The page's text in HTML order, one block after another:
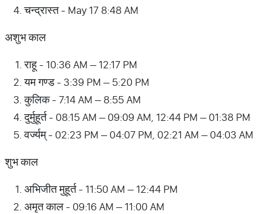
चन्द्रास्त - May 17 8:48 AM
अशुभ काल
राहू - 10:36 AM – 12:17 PM
यम गण्ड - 3:39 PM – 5:20 PM
कुलिक - 7:14 AM – 8:55 AM
दुर्मुहूर्त - 08:15 AM – 09:09 AM, 12:44 PM – 01:38 PM
वर्ज्यम् - 02:23 PM – 04:07 PM, 02:21 AM – 04:03 AM
शुभ काल
अभिजीत मुहूर्त - 11:50 AM – 12:44 PM
अमृत काल - 09:16 AM – 11:00 AM